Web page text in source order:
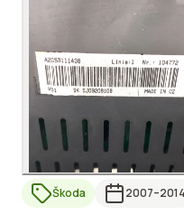
Škoda 2007–2014